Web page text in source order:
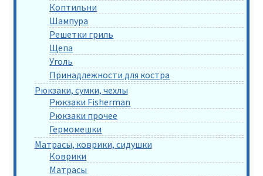
Коптильни
Шампура
Решетки гриль
Щепа
Уголь
Принадлежности для костра
Рюкзаки, сумки, чехлы
Рюкзаки Fisherman
Рюкзаки прочее
Гермомешки
Матрасы, коврики, сидушки
Коврики
Матрасы